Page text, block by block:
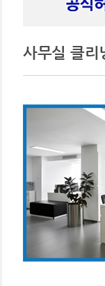
사무실 클리